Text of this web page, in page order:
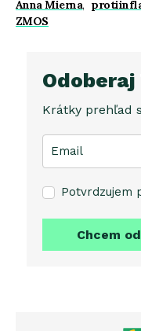
Anna Mierna,
ZMOS
Krátky prehľad
Potvrdzujem
Chcem